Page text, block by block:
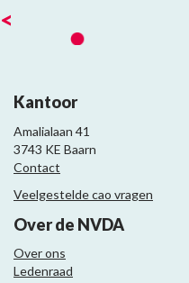
<
Kantoor
Amalialaan 41
3743 KE Baarn
Contact
Veelgestelde cao vragen
Over de NVDA
Over ons
Ledenraad